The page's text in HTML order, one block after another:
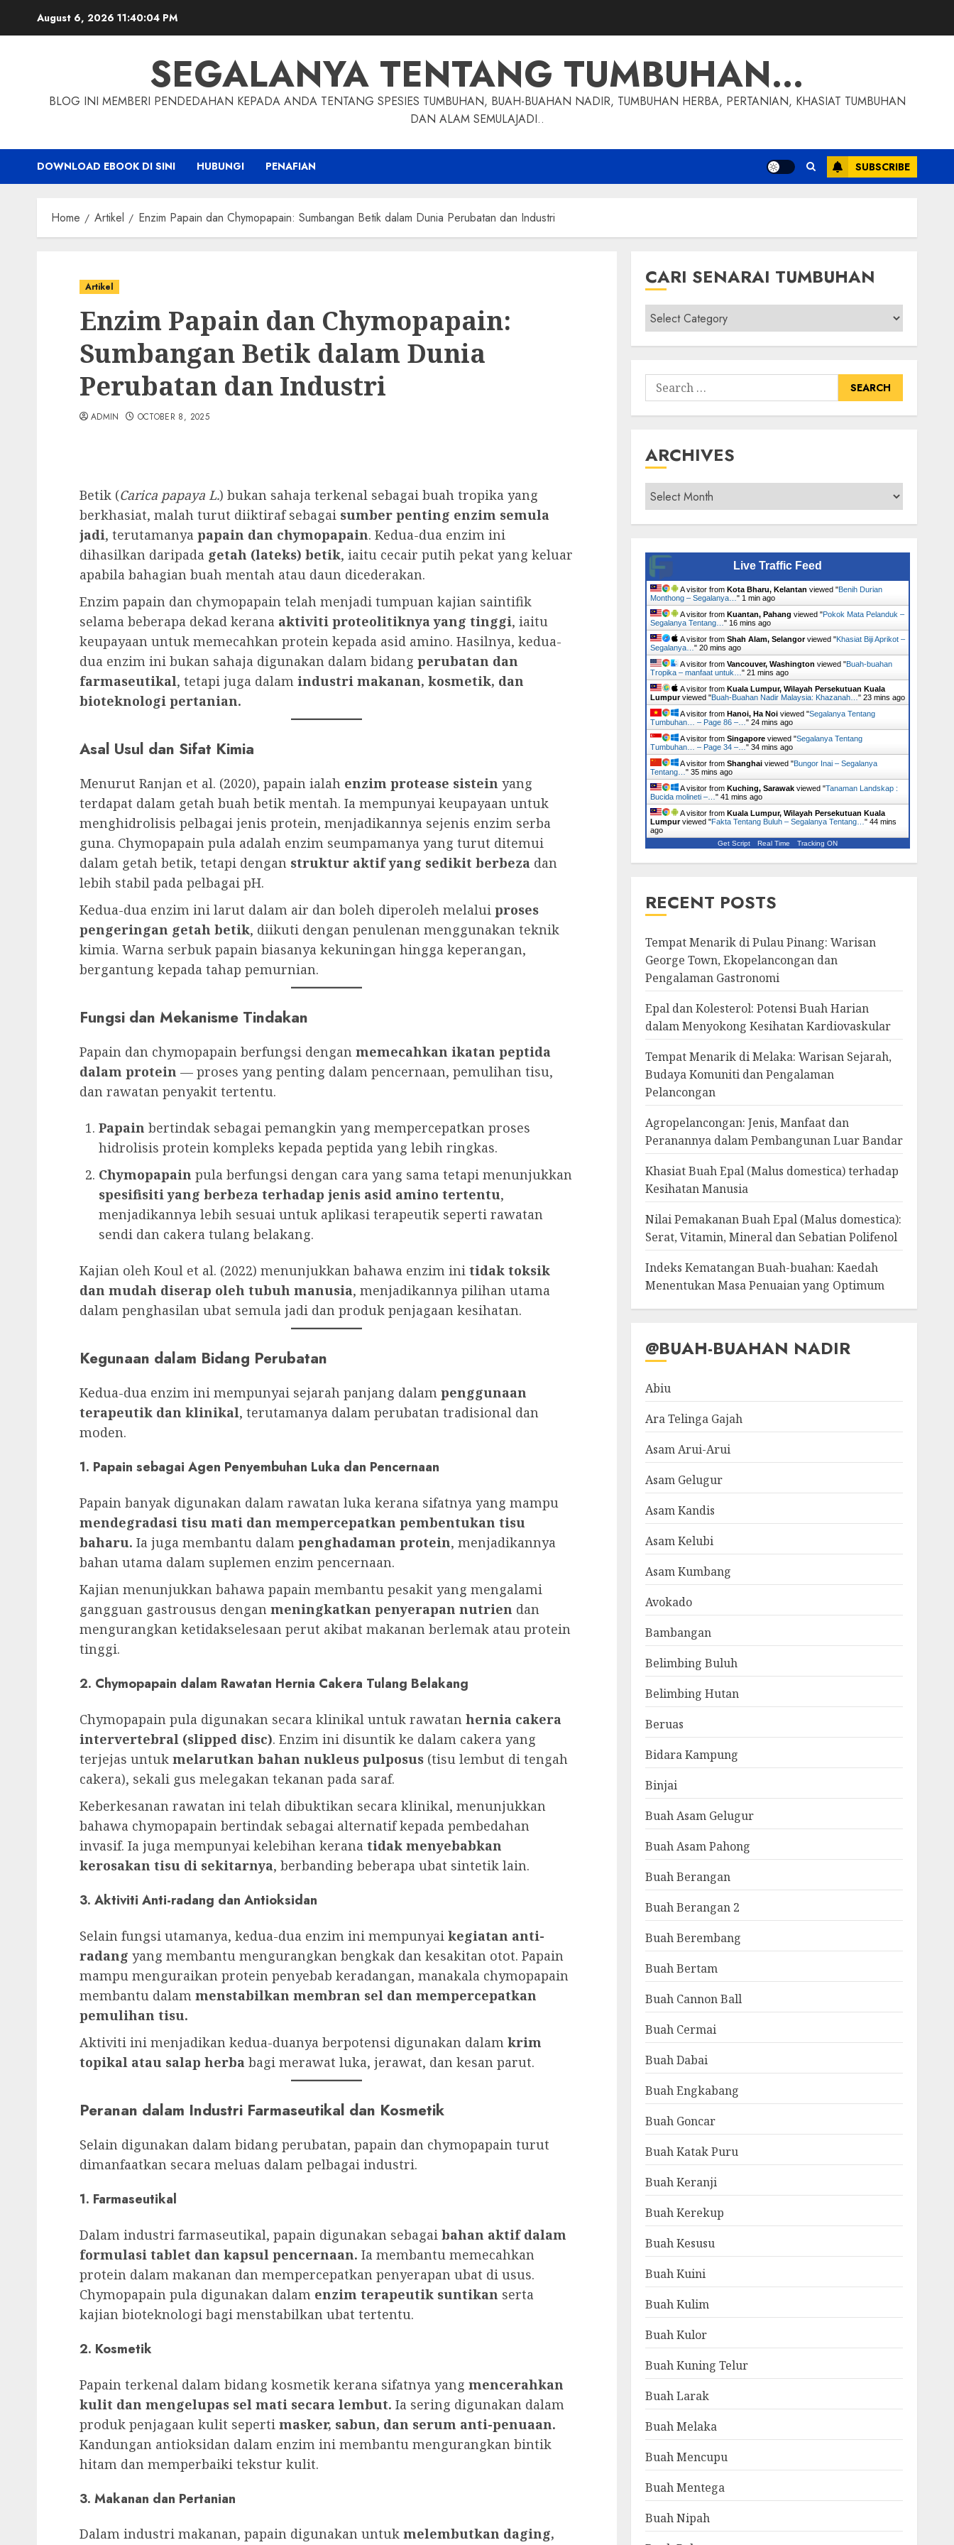
August 6, 2026 11:40:05 PM
SEGALANYA TENTANG TUMBUHAN…
BLOG INI MEMBERI PENDEDAHAN KEPADA ANDA TENTANG SPESIES TUMBUHAN, BUAH-BUAHAN NADIR, TUMBUHAN HERBA, PERTANIAN, KHASIAT TUMBUHAN
DAN ALAM SEMULAJADI..
DOWNLOAD EBOOK DI SINI HUBUNGI PENAFIAN SUBSCRIBE
Home Artikel Enzim Papain dan Chymopapain: Sumbangan Betik dalam Dunia Perubatan dan Industri
Artikel
Enzim Papain dan Chymopapain:
Sumbangan Betik dalam Dunia
Perubatan dan Industri
ADMIN OCTOBER 8, 2025
Betik (Carica papaya L.) bukan sahaja terkenal sebagai buah tropika yang
berkhasiat, malah turut diiktiraf sebagai sumber penting enzim semula
jadi, terutamanya papain dan chymopapain. Kedua-dua enzim ini
dihasilkan daripada getah (lateks) betik, iaitu cecair putih pekat yang keluar
apabila bahagian buah mentah atau daun dicederakan.
Enzim papain dan chymopapain telah menjadi tumpuan kajian saintifik
selama beberapa dekad kerana aktiviti proteolitiknya yang tinggi, iaitu
keupayaan untuk memecahkan protein kepada asid amino. Hasilnya, kedua-
dua enzim ini bukan sahaja digunakan dalam bidang perubatan dan
farmaseutikal, tetapi juga dalam industri makanan, kosmetik, dan
bioteknologi pertanian.
Asal Usul dan Sifat Kimia
Menurut Ranjan et al. (2020), papain ialah enzim protease sistein yang
terdapat dalam getah buah betik mentah. Ia mempunyai keupayaan untuk
menghidrolisis pelbagai jenis protein, menjadikannya sejenis enzim serba
guna. Chymopapain pula adalah enzim seumpamanya yang turut ditemui
dalam getah betik, tetapi dengan struktur aktif yang sedikit berbeza dan
lebih stabil pada pelbagai pH.
Kedua-dua enzim ini larut dalam air dan boleh diperoleh melalui proses
pengeringan getah betik, diikuti dengan penulenan menggunakan teknik
kimia. Warna serbuk papain biasanya kekuningan hingga keperangan,
bergantung kepada tahap pemurnian.
Fungsi dan Mekanisme Tindakan
Papain dan chymopapain berfungsi dengan memecahkan ikatan peptida
dalam protein — proses yang penting dalam pencernaan, pemulihan tisu,
dan rawatan penyakit tertentu.
Papain bertindak sebagai pemangkin yang mempercepatkan proses
hidrolisis protein kompleks kepada peptida yang lebih ringkas.
Chymopapain pula berfungsi dengan cara yang sama tetapi menunjukkan
spesifisiti yang berbeza terhadap jenis asid amino tertentu,
menjadikannya lebih sesuai untuk aplikasi terapeutik seperti rawatan
sendi dan cakera tulang belakang.
Kajian oleh Koul et al. (2022) menunjukkan bahawa enzim ini tidak toksik
dan mudah diserap oleh tubuh manusia, menjadikannya pilihan utama
dalam penghasilan ubat semula jadi dan produk penjagaan kesihatan.
Kegunaan dalam Bidang Perubatan
Kedua-dua enzim ini mempunyai sejarah panjang dalam penggunaan
terapeutik dan klinikal, terutamanya dalam perubatan tradisional dan
moden.
1. Papain sebagai Agen Penyembuhan Luka dan Pencernaan
Papain banyak digunakan dalam rawatan luka kerana sifatnya yang mampu
mendegradasi tisu mati dan mempercepatkan pembentukan tisu
baharu. Ia juga membantu dalam penghadaman protein, menjadikannya
bahan utama dalam suplemen enzim pencernaan.
Kajian menunjukkan bahawa papain membantu pesakit yang mengalami
gangguan gastrousus dengan meningkatkan penyerapan nutrien dan
mengurangkan ketidakselesaan perut akibat makanan berlemak atau protein
tinggi.
2. Chymopapain dalam Rawatan Hernia Cakera Tulang Belakang
Chymopapain pula digunakan secara klinikal untuk rawatan hernia cakera
intervertebral (slipped disc). Enzim ini disuntik ke dalam cakera yang
terjejas untuk melarutkan bahan nukleus pulposus (tisu lembut di tengah
cakera), sekali gus melegakan tekanan pada saraf.
Keberkesanan rawatan ini telah dibuktikan secara klinikal, menunjukkan
bahawa chymopapain bertindak sebagai alternatif kepada pembedahan
invasif. Ia juga mempunyai kelebihan kerana tidak menyebabkan
kerosakan tisu di sekitarnya, berbanding beberapa ubat sintetik lain.
3. Aktiviti Anti-radang dan Antioksidan
Selain fungsi utamanya, kedua-dua enzim ini mempunyai kegiatan anti-
radang yang membantu mengurangkan bengkak dan kesakitan otot. Papain
mampu menguraikan protein penyebab keradangan, manakala chymopapain
membantu dalam menstabilkan membran sel dan mempercepatkan
pemulihan tisu.
Aktiviti ini menjadikan kedua-duanya berpotensi digunakan dalam krim
topikal atau salap herba bagi merawat luka, jerawat, dan kesan parut.
Peranan dalam Industri Farmaseutikal dan Kosmetik
Selain digunakan dalam bidang perubatan, papain dan chymopapain turut
dimanfaatkan secara meluas dalam pelbagai industri.
1. Farmaseutikal
Dalam industri farmaseutikal, papain digunakan sebagai bahan aktif dalam
formulasi tablet dan kapsul pencernaan. Ia membantu memecahkan
protein dalam makanan dan mempercepatkan penyerapan ubat di usus.
Chymopapain pula digunakan dalam enzim terapeutik suntikan serta
kajian bioteknologi bagi menstabilkan ubat tertentu.
2. Kosmetik
Papain terkenal dalam bidang kosmetik kerana sifatnya yang mencerahkan
kulit dan mengelupas sel mati secara lembut. Ia sering digunakan dalam
produk penjagaan kulit seperti masker, sabun, dan serum anti-penuaan.
Kandungan antioksidan dalam enzim ini membantu mengurangkan bintik
hitam dan memperbaiki tekstur kulit.
3. Makanan dan Pertanian
Dalam industri makanan, papain digunakan untuk melembutkan daging,
CARI SENARAI TUMBUHAN
Cari
Senarai
Tumbuhan
Search
for:
ARCHIVES
Archives
Live Traffic Feed
A visitor from Kota Bharu, Kelantan viewed "Benih Durian
Monthong – Segalanya… " 1 min ago
A visitor from Kuantan, Pahang viewed "Pokok Mata Pelanduk –
Segalanya Tentang… " 16 mins ago
A visitor from Shah Alam, Selangorviewed "Khasiat Biji Aprikot –
Segalanya… " 20 mins ago
A visitor from Vancouver, Washington viewed "Buah-buahan
Tropika – manfaat untuk… " 21 mins ago
A visitor from Kuala Lumpur, Wilayah Persekutuan Kuala
Lumpurviewed "Buah-Buahan Nadir Malaysia: Khazanah… " 23 mins ago
A visitor from Hanoi, Ha Noiviewed "Segalanya Tentang
Tumbuhan… – Page 86 –… " 24 mins ago
A visitor from Singaporeviewed "Segalanya Tentang
Tumbuhan… – Page 34 –… " 34 mins ago
A visitor from Shanghaiviewed "Bungor Inai – Segalanya
Tentang… " 35 mins ago
A visitor from Kuching, Sarawakviewed "Tanaman Landskap :
Bucida molineti –… " 41 mins ago
A visitor from Kuala Lumpur, Wilayah Persekutuan Kuala
Lumpurviewed "Fakta Tentang Buluh – Segalanya Tentang… " 44 mins
ago
Get Script Real Time Tracking ON
RECENT POSTS
Tempat Menarik di Pulau Pinang: Warisan
George Town, Ekopelancongan dan
Pengalaman Gastronomi
Epal dan Kolesterol: Potensi Buah Harian
dalam Menyokong Kesihatan Kardiovaskular
Tempat Menarik di Melaka: Warisan Sejarah,
Budaya Komuniti dan Pengalaman
Pelancongan
Agropelancongan: Jenis, Manfaat dan
Peranannya dalam Pembangunan Luar Bandar
Khasiat Buah Epal (Malus domestica) terhadap
Kesihatan Manusia
Nilai Pemakanan Buah Epal (Malus domestica):
Serat, Vitamin, Mineral dan Sebatian Polifenol
Indeks Kematangan Buah-buahan: Kaedah
Menentukan Masa Penuaian yang Optimum
@BUAH-BUAHAN NADIR
Abiu
Ara Telinga Gajah
Asam Arui-Arui
Asam Gelugur
Asam Kandis
Asam Kelubi
Asam Kumbang
Avokado
Bambangan
Belimbing Buluh
Belimbing Hutan
Beruas
Bidara Kampung
Binjai
Buah Asam Gelugur
Buah Asam Pahong
Buah Berangan
Buah Berangan 2
Buah Berembang
Buah Bertam
Buah Cannon Ball
Buah Cermai
Buah Dabai
Buah Engkabang
Buah Goncar
Buah Katak Puru
Buah Keranji
Buah Kerekup
Buah Kesusu
Buah Kuini
Buah Kulim
Buah Kulor
Buah Kuning Telur
Buah Larak
Buah Melaka
Buah Mencupu
Buah Mentega
Buah Nipah